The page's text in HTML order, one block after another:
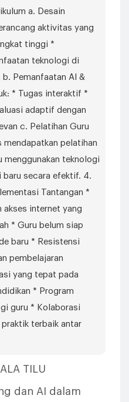
a. Desain
aktivitas yang
tinggi *
teknologi di
b. Pemanfaatan AI &
* Tugas interaktif *
adaptif dengan
c. Pelatihan Guru
mendapatkan pelatihan
menggunakan teknologi
baru secara efektif. 4.
Tantangan *
akses internet yang
* Guru belum siap
baru * Resistensi
pembelajaran
yang tepat pada
* Program
guru * Kolaborasi
terbaik antar
TILU
dan AI dalam